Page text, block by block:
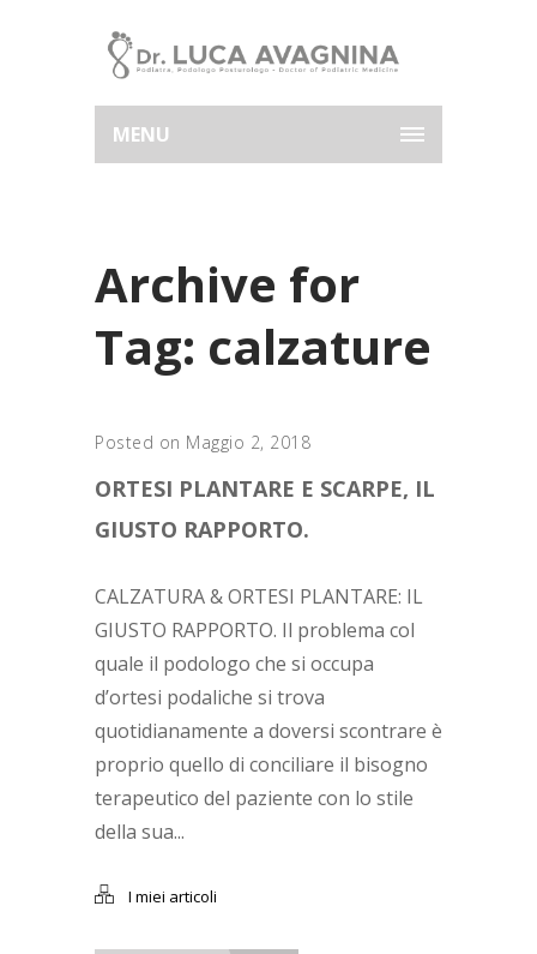
MENU
Archive for
Tag: calzature
Posted on Maggio 2, 2018
ORTESI PLANTARE E SCARPE, IL
GIUSTO RAPPORTO.
CALZATURA & ORTESI PLANTARE: IL
GIUSTO RAPPORTO. Il problema col
quale il podologo che si occupa
d’ortesi podaliche si trova
quotidianamente a doversi scontrare è
proprio quello di conciliare il bisogno
terapeutico del paziente con lo stile
della sua...
I miei articoli